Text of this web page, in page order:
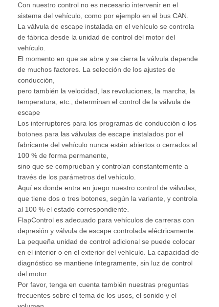
Con nuestro control no es necesario intervenir en el
sistema del vehículo, como por ejemplo en el bus CAN.
La válvula de escape instalada en el vehículo se controla
de fábrica desde la unidad de control del motor del
vehículo.
El momento en que se abre y se cierra la válvula depende
de muchos factores. La selección de los ajustes de
conducción,
pero también la velocidad, las revoluciones, la marcha, la
temperatura, etc., determinan el control de la válvula de
escape
Los interruptores para los programas de conducción o los
botones para las válvulas de escape instalados por el
fabricante del vehículo nunca están abiertos o cerrados al
100 % de forma permanente,
sino que se comprueban y controlan constantemente a
través de los parámetros del vehículo.
Aquí es donde entra en juego nuestro control de válvulas,
que tiene dos o tres botones, según la variante, y controla
al 100 % el estado correspondiente.
FlapControl es adecuado para vehículos de carreras con
depresión y válvula de escape controlada eléctricamente.
La pequeña unidad de control adicional se puede colocar
en el interior o en el exterior del vehículo. La capacidad de
diagnóstico se mantiene íntegramente, sin luz de control
del motor.
Por favor, tenga en cuenta también nuestras preguntas
frecuentes sobre el tema de los usos, el sonido y el